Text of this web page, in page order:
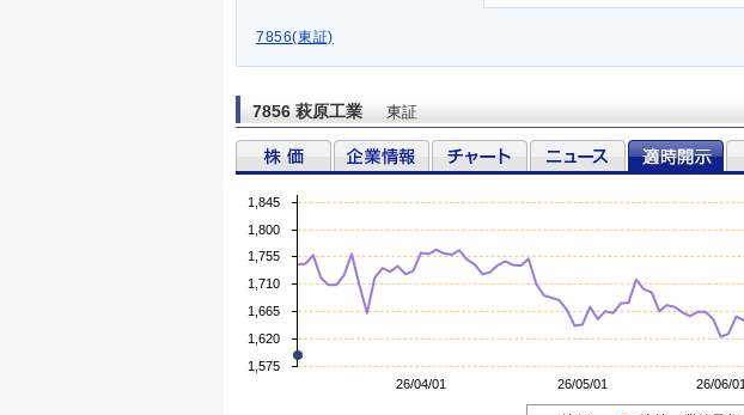
7856(東証)
7856 萩原工業 東証